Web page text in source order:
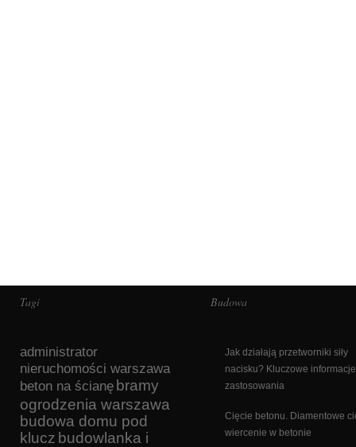
Tagi
administrator
nieruchomości warszawa
beton na ścianę bramy
ogrodzenia warszawa
budowa domu pod
klucz budowlanka i
Budowa
Jak działają przetworniki siły
nacisku? Kluczowe
zastosowania
Cięcie betonu. Diamentowe
wiercenie w betonie